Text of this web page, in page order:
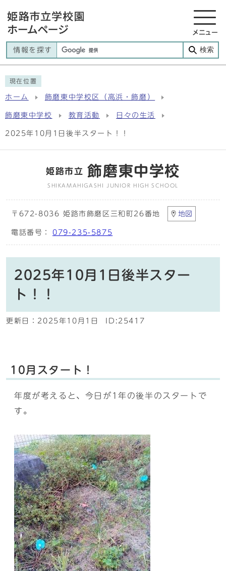
メニュー
情報を探す 検索
現在位置
ホーム 飾磨東中学校区（高浜・飾磨）
飾磨東中学校 教育活動 日々の生活
2025年10月1日後半スタート！！
姫路市立 飾磨東中学校
SHIKAMAHIGASHI JUNIOR HIGH SCHOOL
〒672-8036 姫路市飾磨区三和町26番地 地図
電話番号： 079-235-5875
2025年10月1日後半スター
ト！！
更新日： 2025年10月1日 ID:25417
10月スタート！
年度が考えると、今日が1年の後半のスタートで
す。